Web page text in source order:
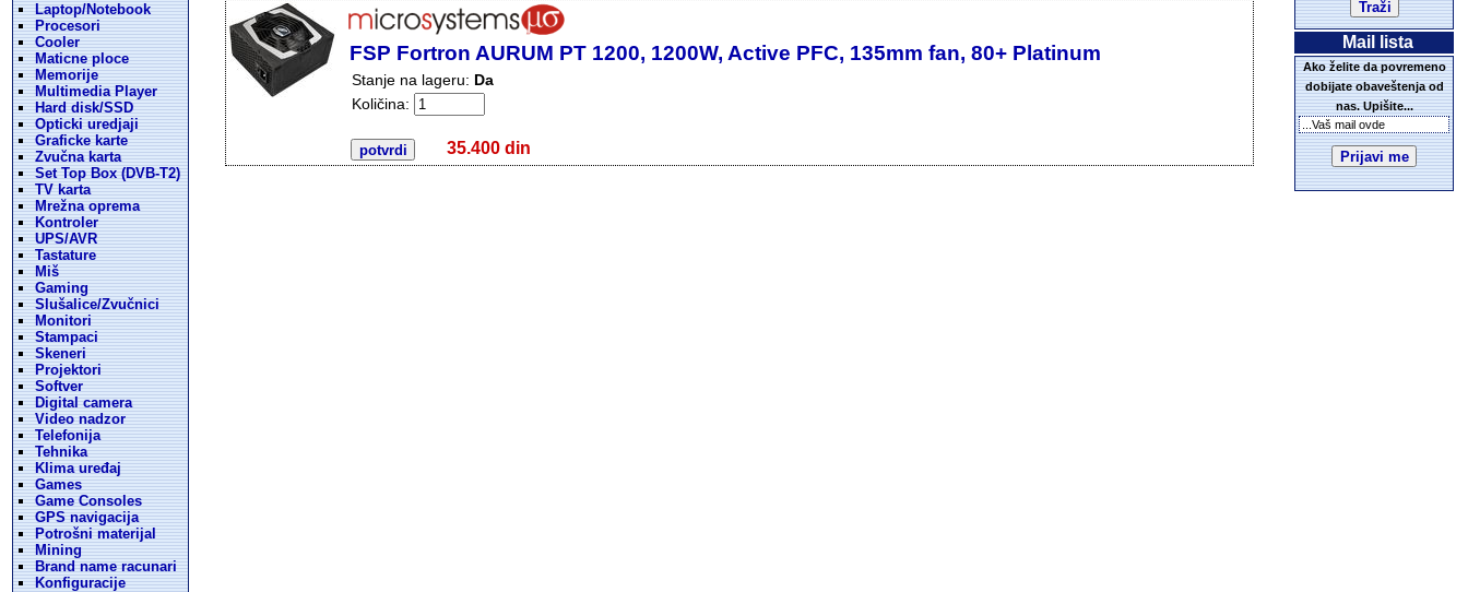
Laptop/Notebook
Procesori
Cooler
Maticne ploce
Memorije
Multimedia Player
Hard disk/SSD
Opticki uredjaji
Graficke karte
Zvučna karta
Set Top Box (DVB-T2)
TV karta
Mrežna oprema
Kontroler
UPS/AVR
Tastature
Miš
Gaming
Slušalice/Zvučnici
Monitori
Stampaci
Skeneri
Projektori
Softver
Digital camera
Video nadzor
Telefonija
Tehnika
Klima uređaj
Games
Game Consoles
GPS navigacija
Potrošni materijal
Mining
Brand name racunari
Konfiguracije
FSP Fortron AURUM PT 1200, 1200W, Active PFC, 135mm fan, 80+ Platinum
Stanje na lageru: Da
Količina:
35.400 din
Mail lista
Ako želite da povremeno
dobijate obaveštenja od
nas. Upišite...